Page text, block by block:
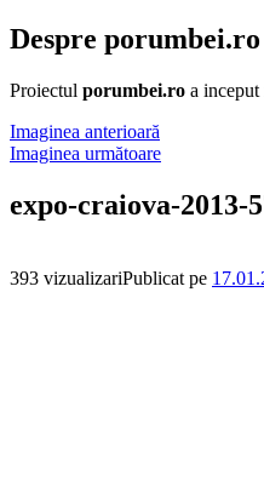
Despre porumbei.ro
Proiectul porumbei.ro a
Imaginea anterioară
Imaginea următoare
expo-craiova-2013-
393 vizualizariPublicat pe